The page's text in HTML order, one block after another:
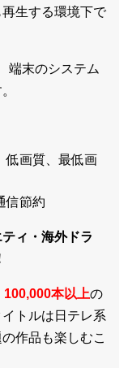
生する環境下で
端末のシステム
低画質、最低画
信節約
ィ・ 海外ドラ
100,000本以上の
トルは 日テレ系
作品も楽しむこ